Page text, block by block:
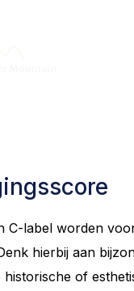
C-label worden
hierbij aan
historische of